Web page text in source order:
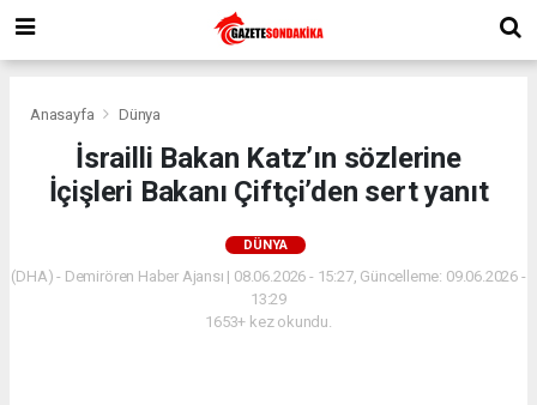
Anasayfa Dünya
İsrailli Bakan Katz’ın sözlerine
İçişleri Bakanı Çiftçi’den sert yanıt
DÜNYA
(DHA) - Demirören Haber Ajansı | 08.06.2026 - 15:27, Güncelleme: 09.06.2026 -
13:29
1653+ kez okundu.